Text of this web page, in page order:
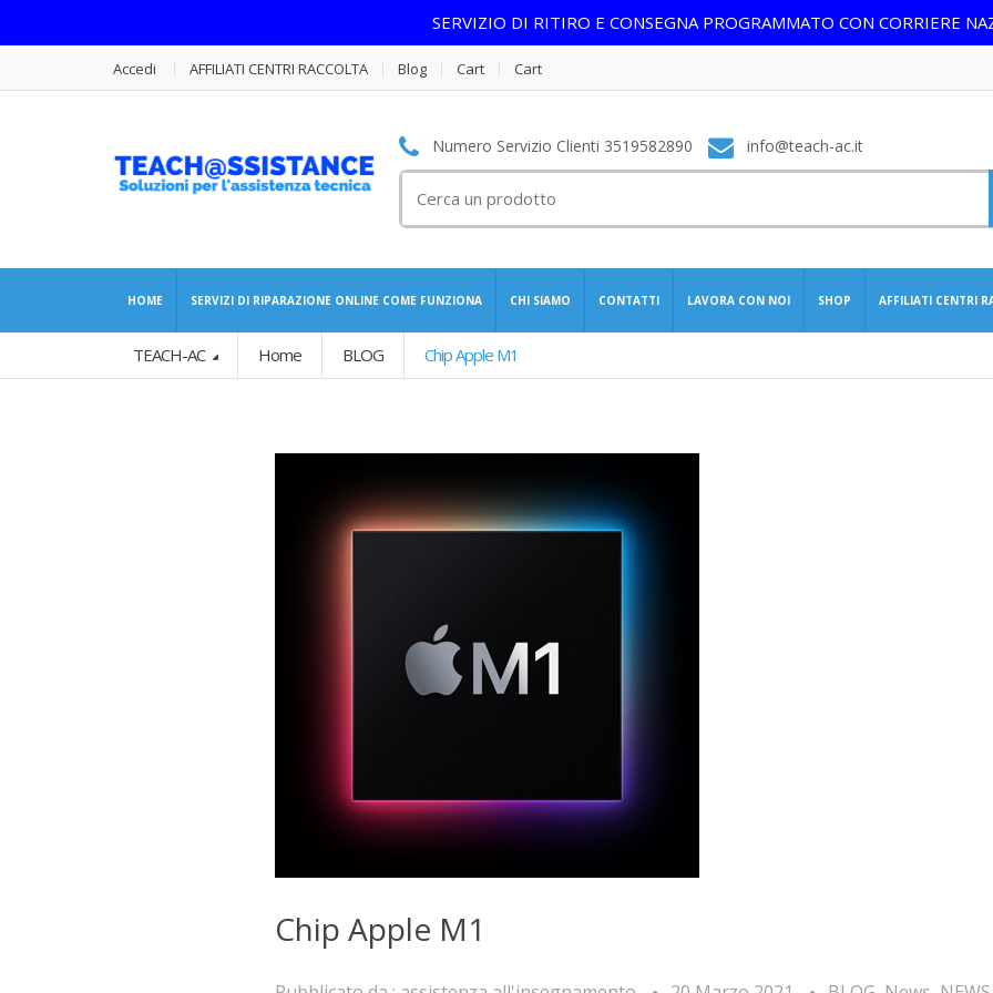
SERVIZIO DI RITIRO E CONSEGNA PROGRAMMATO CON CORRIERE
Accedi AFFILIATI CENTRI RACCOLTA Blog Cart Cart
Numero Servizio Clienti 3519582890 info@teach-ac.it
per:
HOME SERVIZI DI RIPARAZIONE ONLINE COME FUNZIONA CHI SIAMO CONTATTI LAVORA CON NOI SHOP AFFILIATI CENTRI
TEACH-AC Home BLOG Chip Apple M1
Chip Apple M1